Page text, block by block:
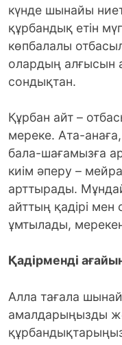
күнде шынайы
құрбандық етін
көпбалалы
олардың алғысын
сондықтан.
Құрбан айт –
мереке. Ата-
бала-шағамызға
киім әперу –
арттырады.
айттың қадірі мен
ұмтылады,
Қадірменді
Алла тағала
амалдарыңызды